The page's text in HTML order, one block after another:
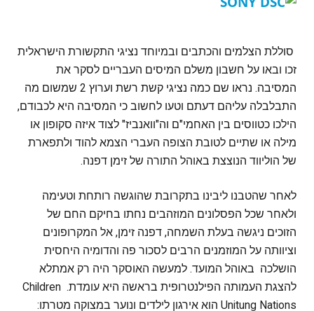
סוללת הצלמים והכתבים ובמיוחד נציגי התקשורת הישראלית
זכו ובאו על חשבון משלם המיסים העבריים לסקר את
המסיבה. נראו שם כמה נציגי קשת רשת וערוץ 2 שמשום מה
התבלבלה עליהם דעתם וטעו לחשוב כי המסיבה היא לכבודם,
הילכו כטווסים בין האחמי"ם וה"וואנביז" לצוד איזה סקופון או
מילה או שתיים לטובת הצופה העברי הצמא להוד ולתפארת
של הוליווד הנוצצת באוהל התורה של זימן דפנה.
לאחר שהטבנו ליבינו בתקרובת שהוגשה רותחת וטעימה
ולאחר שכל הפסלונים המוזהבים נחתו בחיקם החם של
הזוכים ניגשה בעלת השמחה, דפנה זימן, אל המקרופונים
וציוותה על המוזמנים הרבים לסכור פה והדומיה היחסית
הושלכה באוהל המועד. למעשה האוסקר היה רק אמתלא
להצגת העמותה הפילנטרופית בראשה היא עומדת. Children
Unitung Nations הוא אירגון לילדים ונוער במצוקה מטרתו: